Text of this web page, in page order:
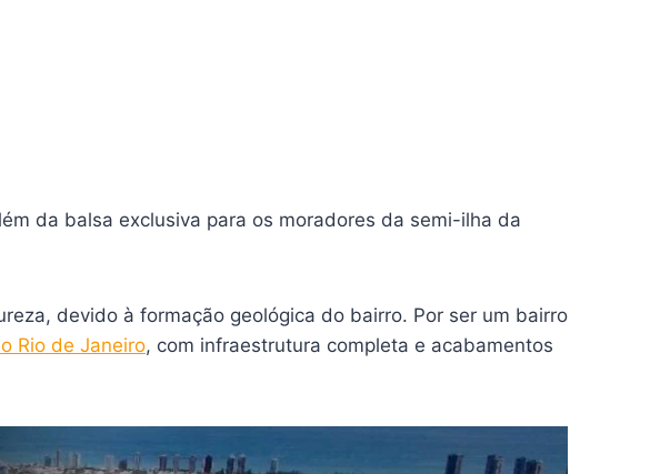
da balsa exclusiva para os moradores da semi-ilha da
devido à formação geológica do bairro. Por ser um bairro
Rio de Janeiro, com infraestrutura completa e acabamentos